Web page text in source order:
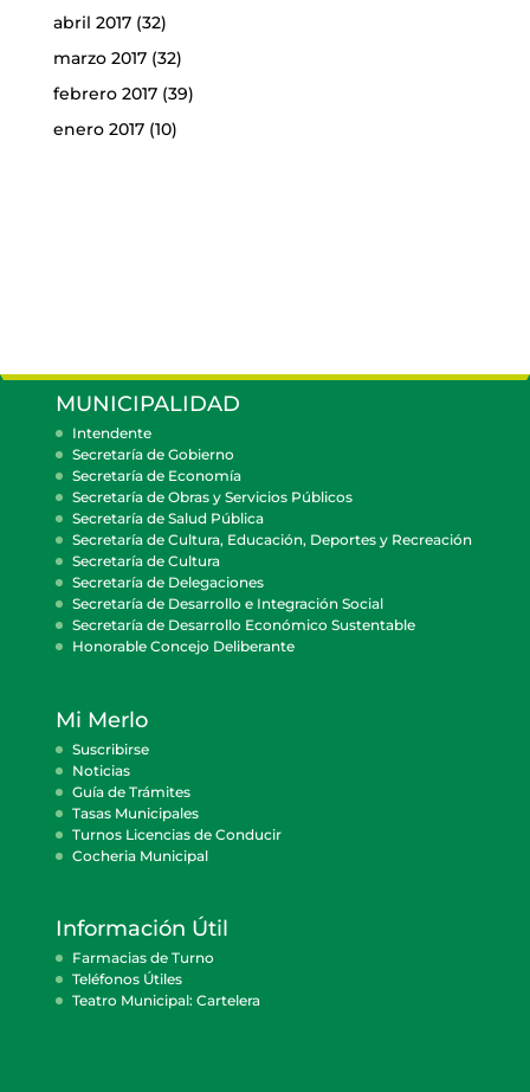
abril 2017(32)
marzo 2017(32)
febrero 2017(39)
enero 2017(10)
MUNICIPALIDAD
Intendente
Secretaría de Gobierno
Secretaría de Economía
Secretaría de Obras y Servicios Públicos
Secretaría de Salud Pública
Secretaría de Cultura, Educación, Deportes y Recreación
Secretaría de Cultura
Secretaría de Delegaciones
Secretaría de Desarrollo e Integración Social
Secretaría de Desarrollo Económico Sustentable
Honorable Concejo Deliberante
Mi Merlo
Suscribirse
Noticias
Guía de Trámites
Tasas Municipales
Turnos Licencias de Conducir
Cocheria Municipal
Información Útil
Farmacias de Turno
Teléfonos Útiles
Teatro Municipal: Cartelera